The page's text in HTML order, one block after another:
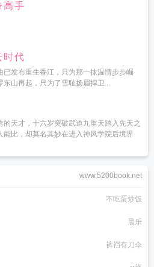
高手
时代
已发布重生香江，只为那一抹温情步步崛
东山再起，只为了雪耻扬眉捍卫...
的天才，十六岁突破武道九重天踏入先天之
能比，却莫名其妙在进入神风学院后境界
www.5200book.net
不吃蛋炒饭
晨乐
裤裆有刀伞